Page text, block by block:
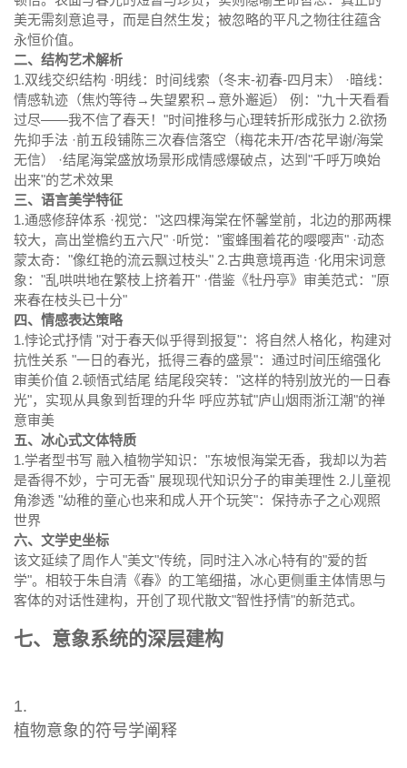
美无需刻意追寻，而是自然生发；被忽略的平凡之物往往蕴含
永恒价值。
二、结构艺术解析
1.双线交织结构 ·明线：时间线索（冬末-初春-四月末） ·暗线：
情感轨迹（焦灼等待→失望累积→意外邂逅） 例："九十天看看
过尽——我不信了春天！"时间推移与心理转折形成张力 2.欲扬
先抑手法 ·前五段铺陈三次春信落空（梅花未开/杏花早谢/海棠
无信） ·结尾海棠盛放场景形成情感爆破点，达到"千呼万唤始
出来"的艺术效果
三、语言美学特征
1.通感修辞体系 ·视觉："这四棵海棠在怀馨堂前，北边的那两棵
较大，高出堂檐约五六尺" ·听觉："蜜蜂围着花的嘤嘤声" ·动态
蒙太奇："像红艳的流云飘过枝头" 2.古典意境再造 ·化用宋词意
象："乱哄哄地在繁枝上挤着开" ·借鉴 《牡丹亭》 审美范式："原
来春在枝头已十分"
四、情感表达策略
1.悖论式抒情 "对于春天似乎得到报复"：将自然人格化，构建对
抗性关系 "一日的春光，抵得三春的盛景"：通过时间压缩强化
审美价值 2.顿悟式结尾 结尾段突转："这样的特别放光的一日春
光"，实现从具象到哲理的升华 呼应苏轼"庐山烟雨浙江潮"的禅
意审美
五、冰心式文体特质
1.学者型书写 融入植物学知识："东坡恨海棠无香，我却以为若
是香得不妙，宁可无香" 展现现代知识分子的审美理性 2.儿童视
角渗透 "幼稚的童心也来和成人开个玩笑"：保持赤子之心观照
世界
六、文学史坐标
该文延续了周作人"美文"传统，同时注入冰心特有的"爱的哲
学"。相较于朱自清《春》的工笔细描，冰心更侧重主体情思与
客体的对话性建构，开创了现代散文"智性抒情"的新范式。
七、意象系统的深层建构
1.
植物意象的符号学阐释